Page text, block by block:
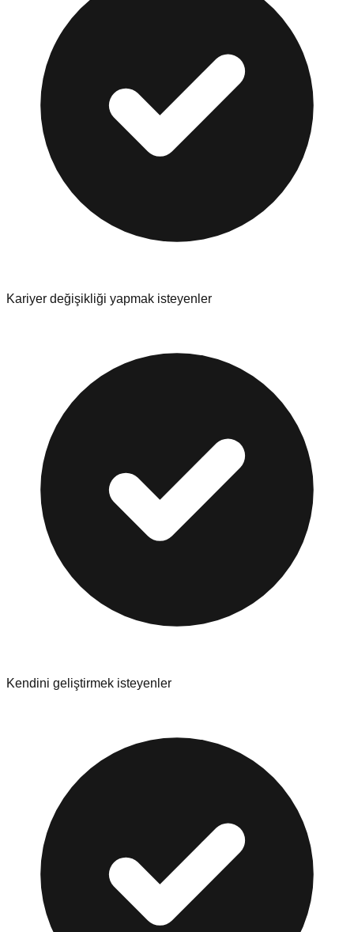
Kariyer değişikliği yapmak isteyenler
Kendini geliştirmek isteyenler